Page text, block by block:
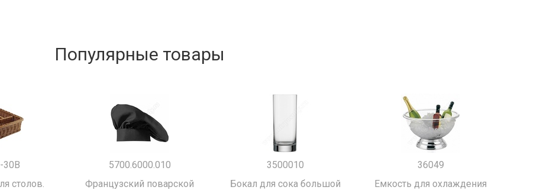
Популярные товары
30B
столов.
5700.6000.010
Французский поварской
3500010
Бокал для сока большой
36049
Емкость для охлаждения